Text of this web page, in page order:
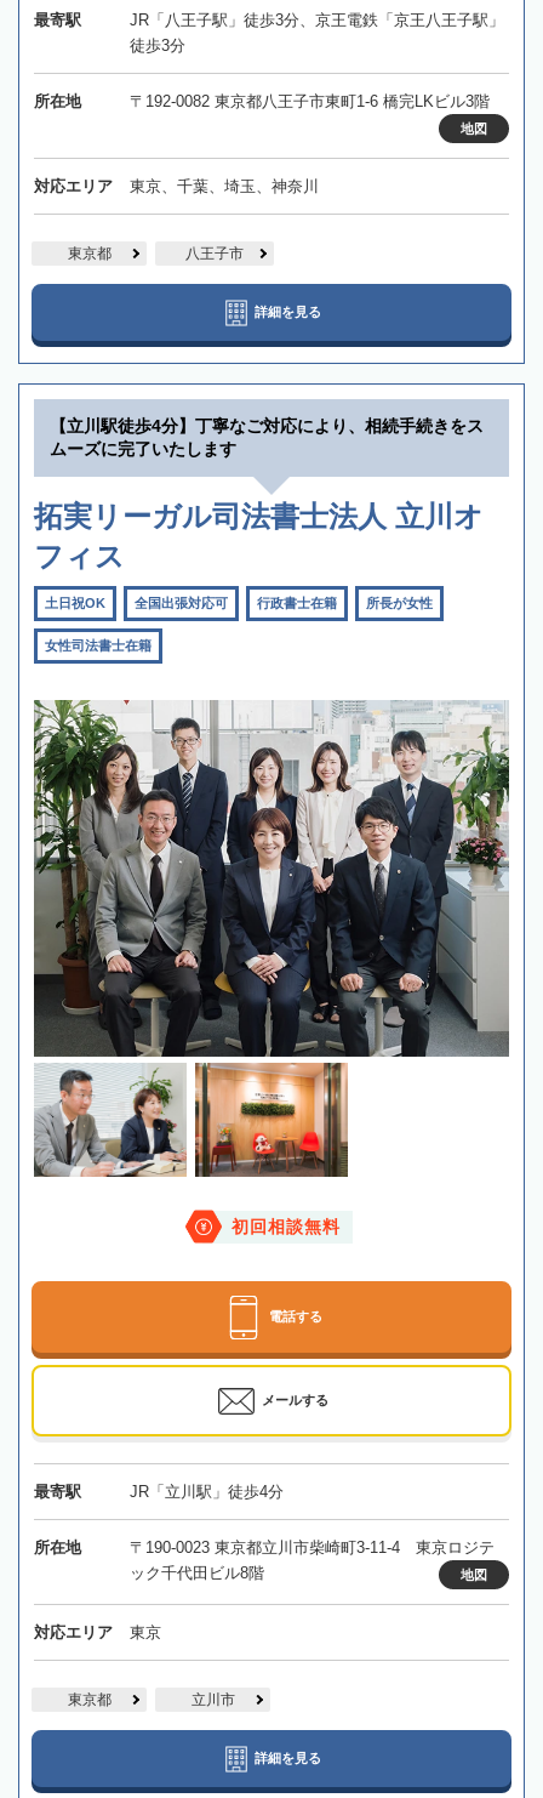
最寄駅
JR「八王子駅」徒歩3分、京王電鉄「京王八王子駅」
徒歩3分
所在地 〒192-0082 東京都八王子市東町1-6 橋完LKビル3階
地図
対応エリア 東京、千葉、埼玉、神奈川
東京都 八王子市
詳細を見る
【立川駅徒歩4分】丁寧なご対応により、相続手続きをス
ムーズに完了いたします
拓実リーガル司法書士法人 立川オ
フィス
土日祝OK 全国出張対応可 行政書士在籍 所長が女性
女性司法書士在籍
初回相談無料
電話する
メールする
最寄駅 JR「立川駅」徒歩4分
所在地
〒190-0023 東京都立川市柴崎町3-11-4 東京ロジテ
ック千代田ビル8階
地図
対応エリア 東京
東京都 立川市
詳細を見る